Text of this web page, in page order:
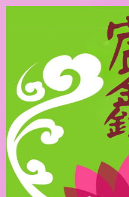
跳